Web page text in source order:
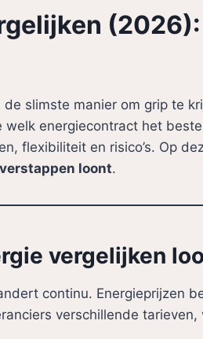
de slimste manier om grip te
welk energiecontract het
flexibiliteit en risico’s. Op
loont.
vergelijken
continu. Energieprijzen
verschillende